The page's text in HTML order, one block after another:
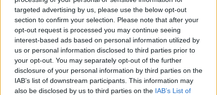
targeted advertising by us, please use the below opt-out
section to confirm your selection. Please note that after your
opt-out request is processed you may continue seeing
interest-based ads based on personal information utilized by
us or personal information disclosed to third parties prior to
your opt-out. You may separately opt-out of the further
disclosure of your personal information by third parties on the
IAB’s list of downstream participants. This information may
also be disclosed by us to third parties on the IAB’s List of
ΔΙΑΦΗΜΙΣΗ